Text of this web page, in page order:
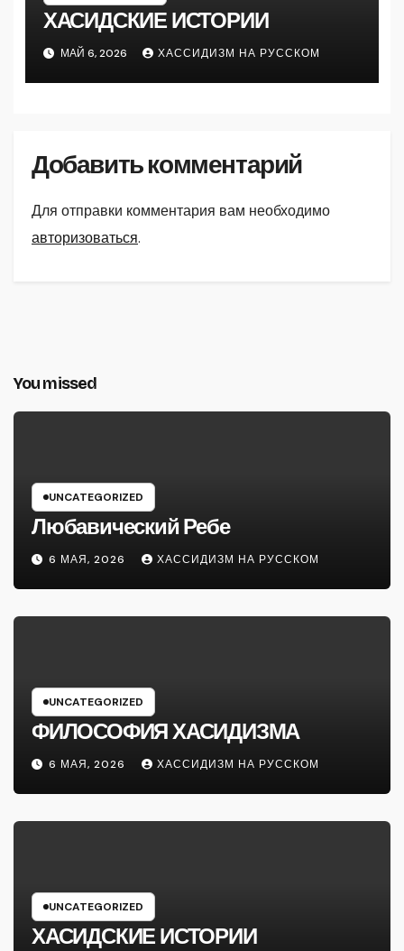
ХАСИДСКИЕ ИСТОРИИ
МАЙ 6, 2026 ХАССИДИЗМ НА РУССКОМ
Добавить комментарий
Для отправки комментария вам необходимо
авторизоваться.
You missed
UNCATEGORIZED
Любавический Ребе
6 МАЯ, 2026 ХАССИДИЗМ НА РУССКОМ
UNCATEGORIZED
ФИЛОСОФИЯ ХАСИДИЗМА
6 МАЯ, 2026 ХАССИДИЗМ НА РУССКОМ
UNCATEGORIZED
ХАСИДСКИЕ ИСТОРИИ